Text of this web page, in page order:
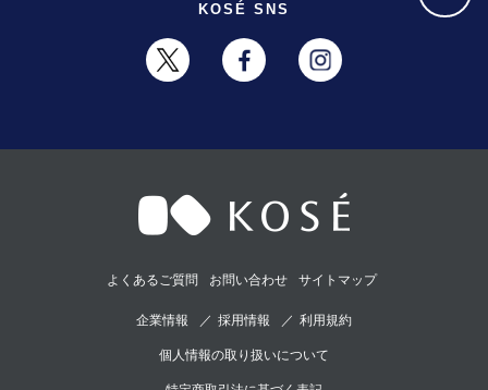
KOSÉ SNS
よくあるご質問 お問い合わせ サイトマップ
企業情報 採用情報 利用規約
個人情報の取り扱いについて